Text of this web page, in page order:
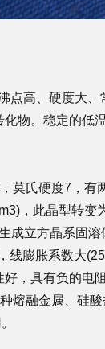
点高、硬度大
物。稳定的低
莫氏硬度7，
，此晶型转
成立方晶系固
线膨胀系数大
好，具有负的
熔融金属、硅